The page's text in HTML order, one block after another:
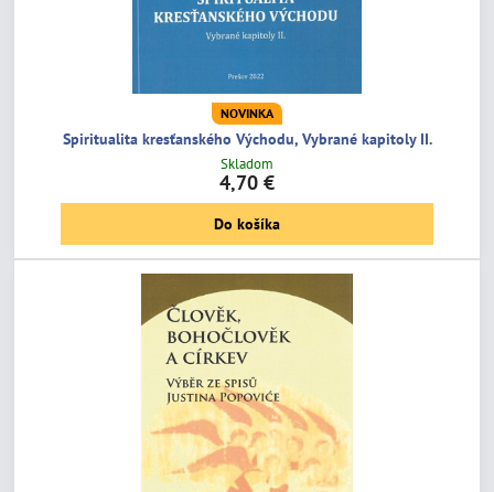
NOVINKA
Spiritualita kresťanského Východu, Vybrané kapitoly II.
Skladom
4,70 €
Do košíka